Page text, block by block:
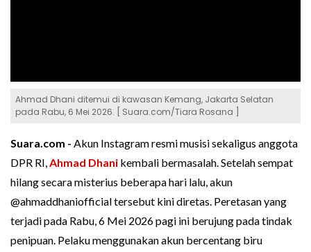
Ahmad Dhani ditemui di kawasan Kemang, Jakarta Selatan
pada Rabu, 6 Mei 2026. [ Suara.com/Tiara Rosana ]
Suara.com - Akun Instagram resmi musisi sekaligus anggota
DPR RI,Ahmad Dhani kembali bermasalah. Setelah sempat
hilang secara misterius beberapa hari lalu, akun
@ahmaddhaniofficial tersebut kini diretas. Peretasan yang
terjadi pada Rabu, 6 Mei 2026 pagi ini berujung pada tindak
penipuan. Pelaku menggunakan akun bercentang biru